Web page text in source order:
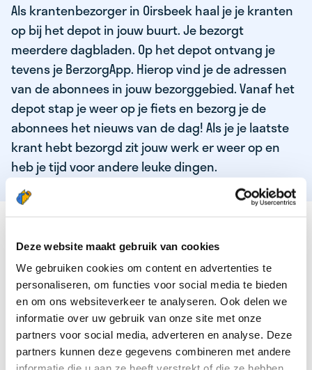
Deze website maakt gebruik van cookies
We gebruiken cookies om content en advertenties te
personaliseren, om functies voor social media te bieden
en om ons websiteverkeer te analyseren. Ook delen we
informatie over uw gebruik van onze site met onze
partners voor social media, adverteren en analyse. Deze
partners kunnen deze gegevens combineren met andere
Als krantenbezorger in Oirsbeek haal je je kranten
op bij het depot in jouw buurt. Je bezorgt
meerdere dagbladen. Op het depot ontvang je
tevens je BerzorgApp. Hierop vind je de adressen
van de abonnees in jouw bezorggebied. Vanaf het
depot stap je weer op je fiets en bezorg je de
abonnees het nieuws van de dag! Als je je laatste
krant hebt bezorgd zit jouw werk er weer op en
heb je tijd voor andere leuke dingen.
DEZE KWALITEITEN HEEFT ONZE TOP
KRANTENBEZORGER
Je bent verantwoordelijk en zelfstandig
Je houdt van lekker bewegen in de frisse lucht
Je houdt vooral van fijn werk dat lekker bijverdient!
Je wordt blij van het bezorgen van het laatste nieuws